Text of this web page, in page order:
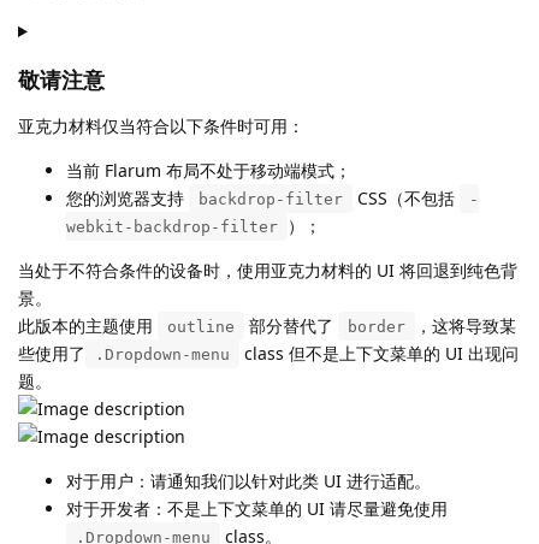
敬请注意
亚克力材料仅当符合以下条件时可用：
当前 Flarum 布局不处于移动端模式；
您的浏览器支持
backdrop-filter CSS（不包括
-
webkit-backdrop-filter
）；
当处于不符合条件的设备时，使用亚克力材料的 UI 将回退到纯色背
景。
此版本的主题使用
outline 部分替代了 border
，这将导致某
些使用了
.Dropdown-menu
class 但不是上下文菜单的 UI 出现问
题。
对于用户：请通知我们以针对此类 UI 进行适配。
对于开发者：不是上下文菜单的 UI 请尽量避免使用
.Dropdown-menu class。